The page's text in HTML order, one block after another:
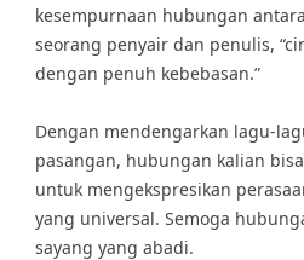
kesempurnaan hubungan
seorang penyair dan penulis,
dengan penuh kebebasan.”
Dengan mendengarkan lagu-
pasangan, hubungan kalian
untuk mengekspresikan
yang universal. Semoga
sayang yang abadi.